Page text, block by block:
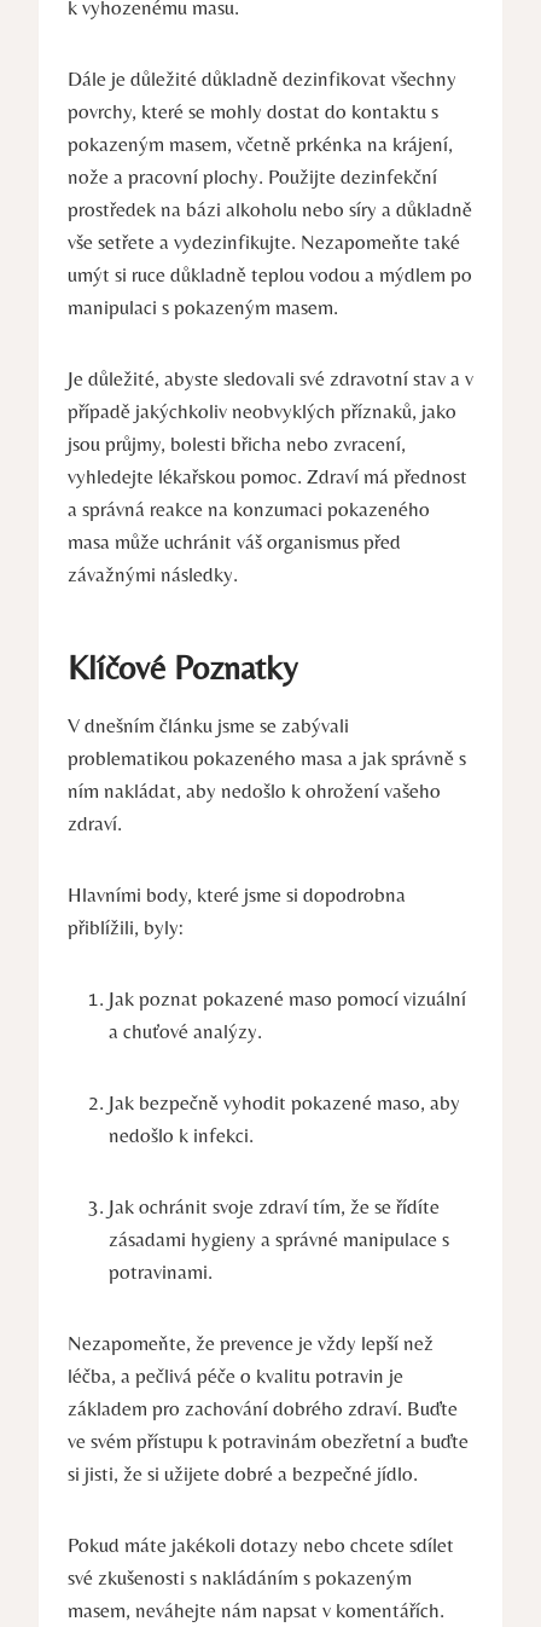
k vyhozenému masu.
Dále je důležité důkladně dezinfikovat všechny
povrchy, které se mohly dostat do kontaktu s
pokazeným masem, včetně prkénka na krájení,
nože a pracovní plochy. Použijte dezinfekční
prostředek na bázi alkoholu nebo síry a důkladně
vše setřete a vydezinfikujte. Nezapomeňte také
umýt si ruce důkladně teplou vodou a mýdlem po
manipulaci s pokazeným masem.
Je důležité, abyste sledovali své zdravotní stav a v
případě jakýchkoliv neobvyklých příznaků, jako
jsou průjmy, bolesti břicha nebo zvracení,
vyhledejte lékařskou pomoc. Zdraví má přednost
a správná reakce na konzumaci pokazeného
masa může uchránit váš organismus před
závažnými následky.
Klíčové Poznatky
V dnešním článku jsme se zabývali
problematikou pokazeného masa a jak správně s
ním nakládat, aby nedošlo k ohrožení vašeho
zdraví.
Hlavními body, které jsme si dopodrobna
přiblížili, byly:
Jak poznat pokazené maso pomocí vizuální
a chuťové analýzy.
Jak bezpečně vyhodit pokazené maso, aby
nedošlo k infekci.
Jak ochránit svoje zdraví tím, že se řídíte
zásadami hygieny a správné manipulace s
potravinami.
Nezapomeňte, že prevence je vždy lepší než
léčba, a pečlivá péče o kvalitu potravin je
základem pro zachování dobrého zdraví. Buďte
ve svém přístupu k potravinám obezřetní a buďte
si jisti, že si užijete dobré a bezpečné jídlo.
Pokud máte jakékoli dotazy nebo chcete sdílet
své zkušenosti s nakládáním s pokazeným
masem, neváhejte nám napsat v komentářích.